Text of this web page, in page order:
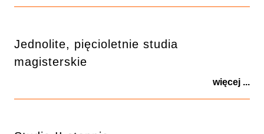
Jednolite, pięcioletnie studia
magisterskie
więcej ...